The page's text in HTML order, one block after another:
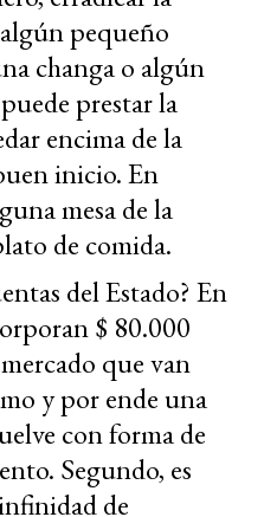
pequeño
changa o algún
prestar la
encima de la
inicio. En
mesa de la
de comida.
del Estado? En
$ 80.000
que van
y por ende una
con forma de
Segundo, es
de